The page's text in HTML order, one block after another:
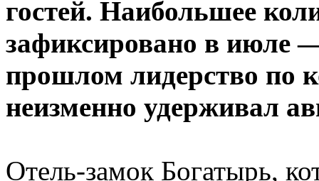
гостей. Наибольшее
зафиксировано в июле
прошлом лидерство по
неизменно удерживал
Отель-замок Богатырь,